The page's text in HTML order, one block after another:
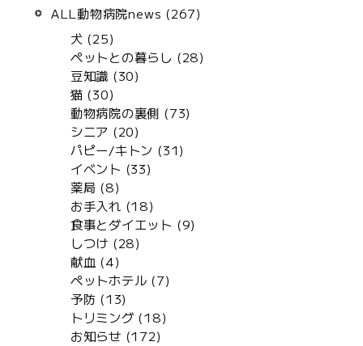
ALL動物病院news (267)
犬 (25)
ペットとの暮らし (28)
豆知識 (30)
猫 (30)
動物病院の裏側 (73)
シニア (20)
パピー/キトン (31)
イベント (33)
薬局 (8)
お手入れ (18)
食事とダイエット (9)
しつけ (28)
献血 (4)
ペットホテル (7)
予防 (13)
トリミング (18)
お知らせ (172)